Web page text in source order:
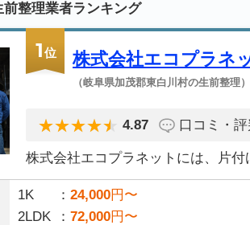
整理業者ランキング
1位 株式会社エコプラネ
（岐阜県加茂郡東白川村の生前整理）
4.87 口コミ・評
株式会社エコプラネットには、片
1K 24,000円〜
2LDK
72,000円〜